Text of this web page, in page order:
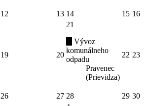
12 13 14 15 16
19 20
21
Vývoz
komunálneho
odpadu
Pravenec
(Prievidza)
22 23
26 27 28 29 30